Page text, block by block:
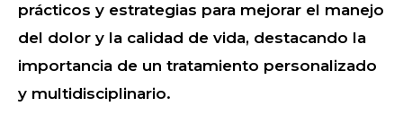
prácticos y estrategias para mejorar el manejo
del dolor y la calidad de vida, destacando la
importancia de un tratamiento personalizado
y multidisciplinario.